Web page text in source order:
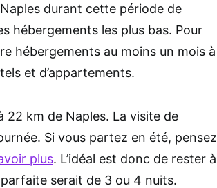
durant cette période de
hébergements les plus bas. Pour
hébergements au moins un mois à
et d’appartements.
22 km de Naples. La visite de
Si vous partez en été, pensez
plus. L’idéal est donc de rester à
serait de 3 ou 4 nuits.